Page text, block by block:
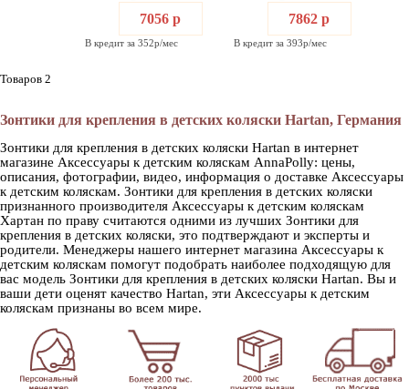
7056 р
В кредит за 352р/мес
7862 р
В кредит за 393р/мес
Товаров 2
Зонтики для крепления в детских коляски Hartan, Германия
Зонтики для крепления в детских коляски Hartan в интернет
магазине Аксессуары к детским коляскам AnnaPolly: цены,
описания, фотографии, видео, информация о доставке Аксессуары
к детским коляскам. Зонтики для крепления в детских коляски
признанного производителя Аксессуары к детским коляскам
Хартан по праву считаются одними из лучших Зонтики для
крепления в детских коляски, это подтверждают и эксперты и
родители. Менеджеры нашего интернет магазина Аксессуары к
детским коляскам помогут подобрать наиболее подходящую для
вас модель Зонтики для крепления в детских коляски Hartan. Вы и
ваши дети оценят качество Hartan, эти Аксессуары к детским
коляскам признаны во всем мире.